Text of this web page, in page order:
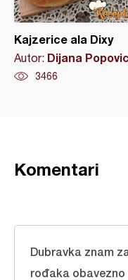
Kajzerice ala Dixy
Autor: Dijana Popovic
3466
Komentari
Dubravka znam
rođaka